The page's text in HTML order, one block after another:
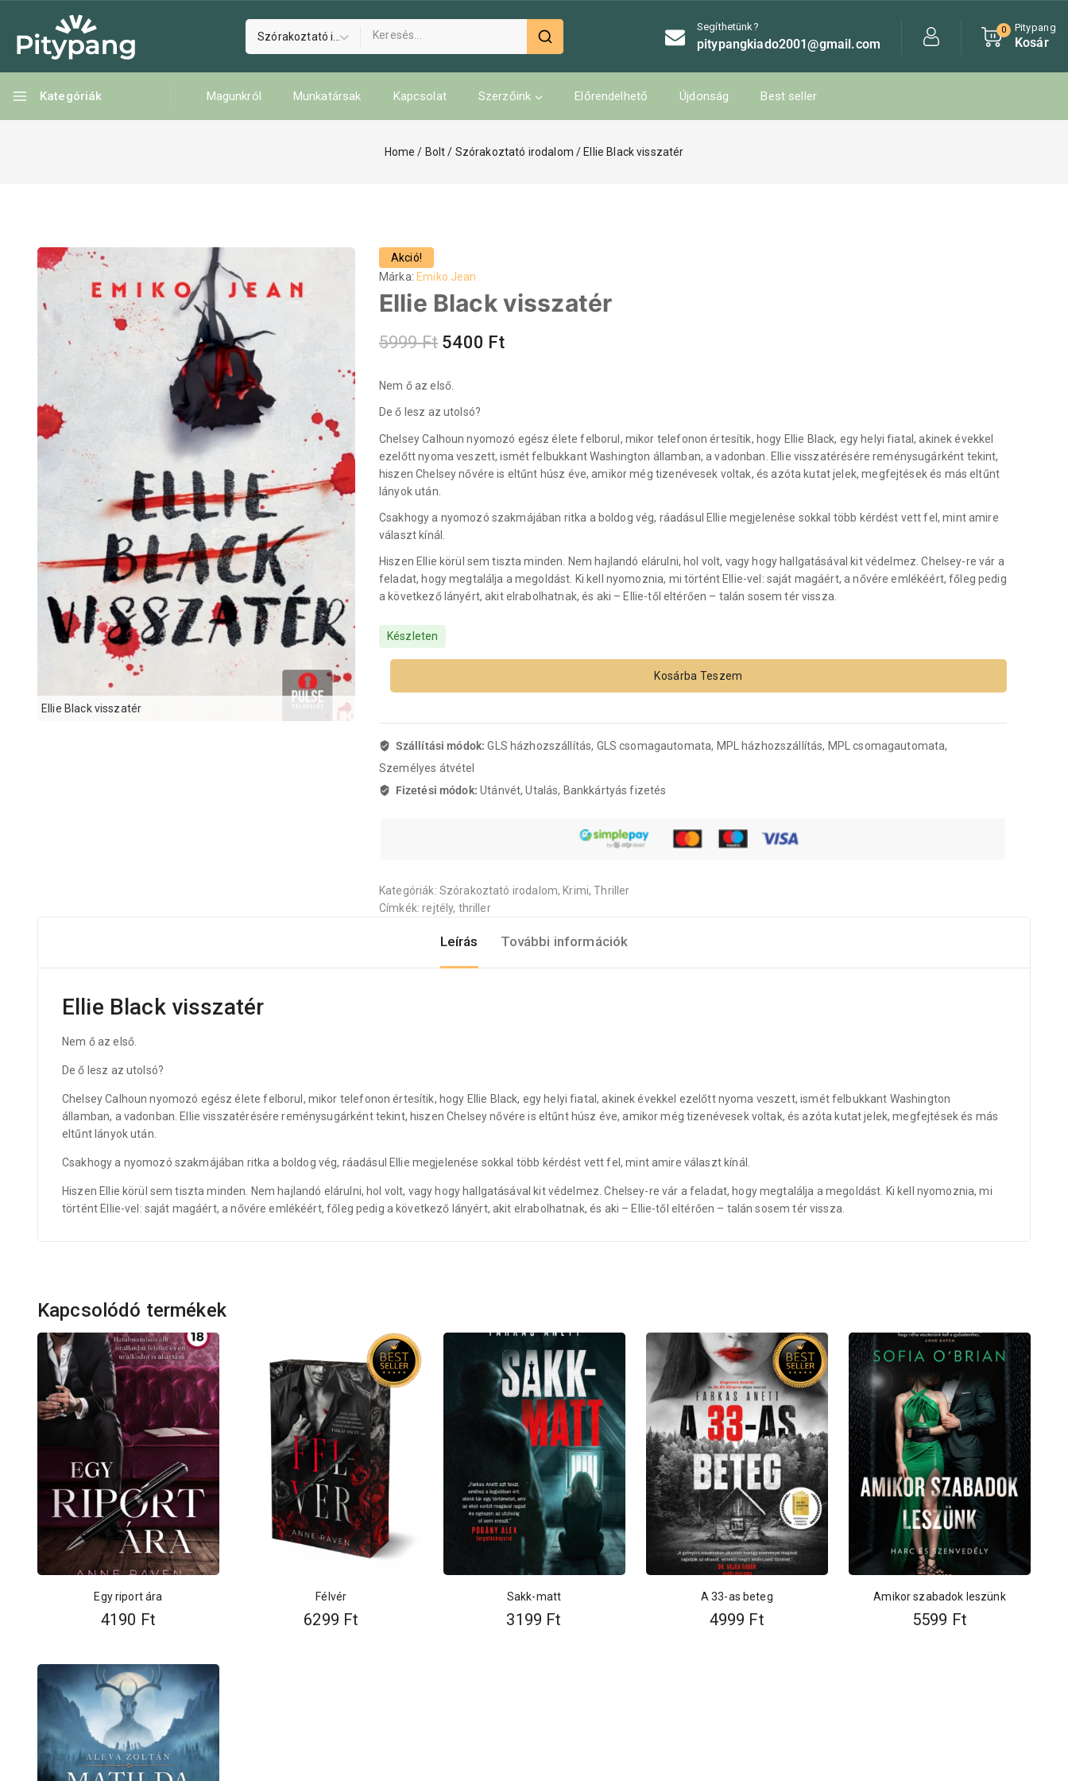
Segíthetünk?
pitypangkiado2001@gmail.com
0 Pitypang
Kosár
Kategóriák Magunkról Munkatársak Kapcsolat Szerzőink Előrendelhető Újdonság Best seller
Home / Bolt / Szórakoztató irodalom / Ellie Black visszatér
Ellie Black visszatér
Akció!
Márka: Emiko Jean
Ellie Black visszatér
5999Ft 5400 Ft
Nem ő az első.
De ő lesz az utolsó?
Chelsey Calhoun nyomozó egész élete felborul, mikor telefonon értesítik, hogy Ellie Black, egy helyi fiatal, akinek évekkel
ezelőtt nyoma veszett, ismét felbukkant Washington államban, a vadonban. Ellie visszatérésére reménysugárként tekint,
hiszen Chelsey nővére is eltűnt húsz éve, amikor még tizenévesek voltak, és azóta kutat jelek, megfejtések és más eltűnt
lányok után.
Csakhogy a nyomozó szakmájában ritka a boldog vég, ráadásul Ellie megjelenése sokkal több kérdést vett fel, mint amire
választ kínál.
Hiszen Ellie körül sem tiszta minden. Nem hajlandó elárulni, hol volt, vagy hogy hallgatásával kit védelmez. Chelsey-re vár a
feladat, hogy megtalálja a megoldást. Ki kell nyomoznia, mi történt Ellie-vel: saját magáért, a nővére emlékéért, főleg pedig
a következő lányért, akit elrabolhatnak, és aki – Ellie-től eltérően – talán sosem tér vissza.
Készleten
Kosárba Teszem
Szállítási módok:GLS házhozszállítás, GLS csomagautomata, MPL házhozszállítás, MPL csomagautomata,
Személyes átvétel
Fizetési módok:Utánvét, Utalás, Bankkártyás fizetés
Kategóriák: Szórakoztató irodalom, Krimi,Thriller
Címkék:rejtély, thriller
Leírás További információk
Ellie Black visszatér
Nem ő az első.
De ő lesz az utolsó?
Chelsey Calhoun nyomozó egész élete felborul, mikor telefonon értesítik, hogy Ellie Black, egy helyi fiatal, akinek évekkel ezelőtt nyoma veszett, ismét felbukkant Washington
államban, a vadonban. Ellie visszatérésére reménysugárként tekint, hiszen Chelsey nővére is eltűnt húsz éve, amikor még tizenévesek voltak, és azóta kutat jelek, megfejtések és más
eltűnt lányok után.
Csakhogy a nyomozó szakmájában ritka a boldog vég, ráadásul Ellie megjelenése sokkal több kérdést vett fel, mint amire választ kínál.
Hiszen Ellie körül sem tiszta minden. Nem hajlandó elárulni, hol volt, vagy hogy hallgatásával kit védelmez. Chelsey-re vár a feladat, hogy megtalálja a megoldást. Ki kell nyomoznia, mi
történt Ellie-vel: saját magáért, a nővére emlékéért, főleg pedig a következő lányért, akit elrabolhatnak, és aki – Ellie-től eltérően – talán sosem tér vissza.
Kapcsolódó termékek
Egy riport ára
4190 Ft
Félvér
6299 Ft
Sakk-matt
3199 Ft
A 33-as beteg
4999 Ft
Amikor szabadok leszünk
5599 Ft